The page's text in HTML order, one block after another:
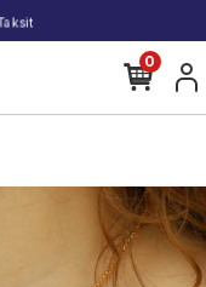
Bedava!
0